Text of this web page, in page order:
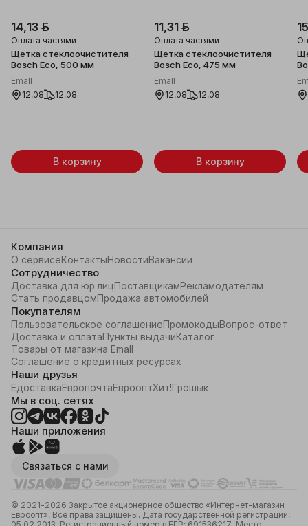
14,13 ƃ
Оплата частями
Щетка стеклоочистителя
Bosch Eco, 500 мм
Emall
12.08
12.08
В корзину
11,31 ƃ
Оплата частями
Щетка стеклоочистителя
Bosch Eco, 475 мм
Emall
12.08
12.08
В корзину
Компания
О сервисеКонтактыНовостиВакансии
Сотрудничество
Доставка для юр.лицПоставщикамРекламодателям
Стать продавцомПродажа автомобилей
Покупателям
Пользовательское соглашениеПромокодыВопрос-ответ
Доставка и оплатаПункты выдачиКаталог
Товары от магазина Emall
Соглашение о кредитных ресурсах
Наши друзья
ЕдоставкаЕвропочтаЕврооптХит!Грошык
Мы в соц. сетях
Наши приложения
Связаться с нами
© 2021-2026 Закрытое акционерное общество «Интернет-магазин
Евроопт». Все права защищены. Дата государственной регистрации: